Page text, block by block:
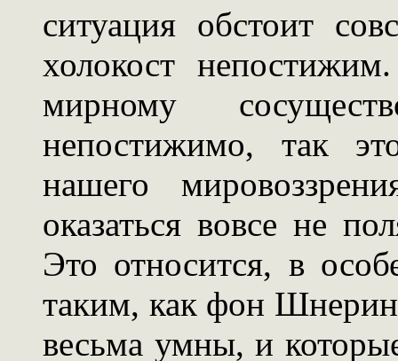
ситуация обстоит
холокост
мирному
непостижимо, так
нашего
оказаться вовсе не
Это относится, в
таким, как фон
весьма умны, и